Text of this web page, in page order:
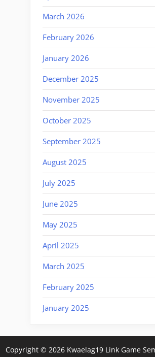
March 2026
February 2026
January 2026
December 2025
November 2025
October 2025
September 2025
August 2025
July 2025
June 2025
May 2025
April 2025
March 2025
February 2025
January 2025
Copyright © 2026 Kwaelag19 Link Game